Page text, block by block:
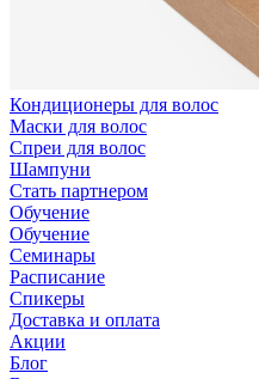
Кондиционеры для волос
Маски для волос
Спреи для волос
Шампуни
Стать партнером
Обучение
Обучение
Семинары
Расписание
Спикеры
Доставка и оплата
Акции
Блог